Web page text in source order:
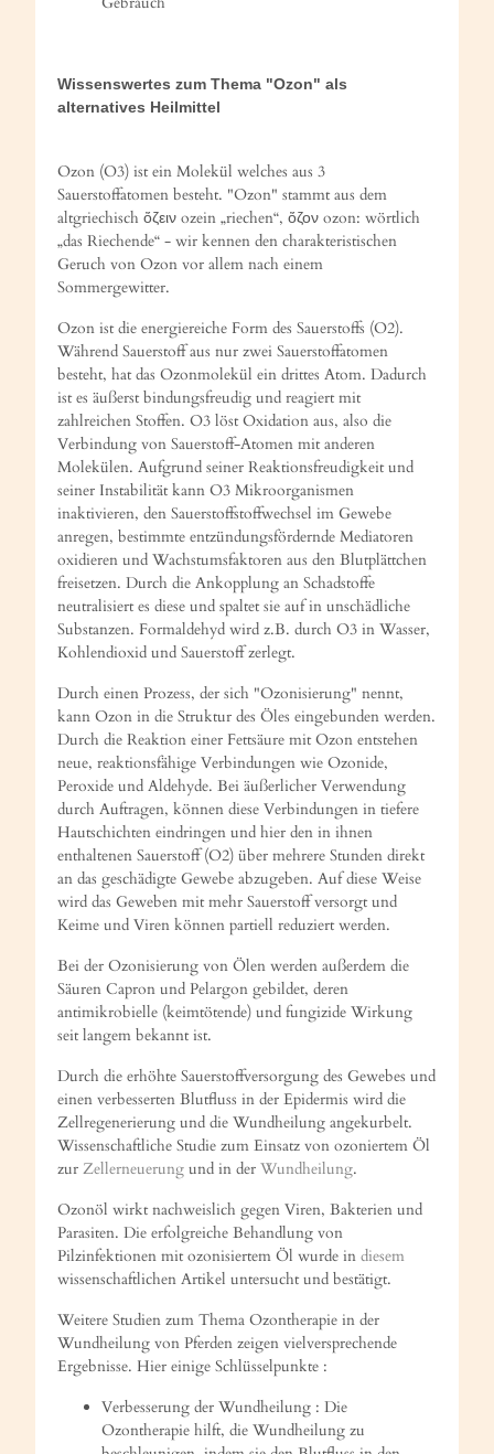
Wissenswertes zum Thema "Ozon" als
alternatives Heilmittel
Ozon (O3) ist ein Molekül welches aus 3
Sauerstoffatomen besteht. "Ozon" stammt aus dem
altgriechisch ὄζειν ozein „riechen“, ὄζον ozon: wörtlich
„das Riechende“ - wir kennen den charakteristischen
Geruch von Ozon vor allem nach einem
Sommergewitter.
Ozon ist die energiereiche Form des Sauerstoffs (O2).
Während Sauerstoff aus nur zwei Sauerstoffatomen
besteht, hat das Ozonmolekül ein drittes Atom. Dadurch
ist es äußerst bindungsfreudig und reagiert mit
zahlreichen Stoffen. O3 löst Oxidation aus, also die
Verbindung von Sauerstoff-Atomen mit anderen
Molekülen. Aufgrund seiner Reaktionsfreudigkeit und
seiner Instabilität kann O3 Mikroorganismen
inaktivieren, den Sauerstoffstoffwechsel im Gewebe
anregen, bestimmte entzündungsfördernde Mediatoren
oxidieren und Wachstumsfaktoren aus den Blutplättchen
freisetzen. Durch die Ankopplung an Schadstoffe
neutralisiert es diese und spaltet sie auf in unschädliche
Substanzen. Formaldehyd wird z.B. durch O3 in Wasser,
Kohlendioxid und Sauerstoff zerlegt.
Durch einen Prozess, der sich "Ozonisierung" nennt,
kann Ozon in die Struktur des Öles eingebunden werden.
Durch die Reaktion einer Fettsäure mit Ozon entstehen
neue, reaktionsfähige Verbindungen wie Ozonide,
Peroxide und Aldehyde. Bei äußerlicher Verwendung
durch Auftragen, können diese Verbindungen in tiefere
Hautschichten eindringen und hier den in ihnen
enthaltenen Sauerstoff (O2) über mehrere Stunden direkt
an das geschädigte Gewebe abzugeben. Auf diese Weise
wird das Geweben mit mehr Sauerstoff versorgt und
Keime und Viren können partiell reduziert werden.
Bei der Ozonisierung von Ölen werden außerdem die
Säuren Capron und Pelargon gebildet, deren
antimikrobielle (keimtötende) und fungizide Wirkung
seit langem bekannt ist.
Durch die erhöhte Sauerstoffversorgung des Gewebes und
einen verbesserten Blutfluss in der Epidermis wird die
Zellregenerierung und die Wundheilung angekurbelt.
Wissenschaftliche Studie zum Einsatz von ozoniertem Öl
zur Zellerneuerung und in der Wundheilung.
Ozonöl wirkt nachweislich gegen Viren, Bakterien und
Parasiten. Die erfolgreiche Behandlung von
Pilzinfektionen mit ozonisiertem Öl wurde in diesem
wissenschaftlichen Artikel untersucht und bestätigt.
Weitere Studien zum Thema Ozontherapie in der
Wundheilung von Pferden zeigen vielversprechende
Ergebnisse. Hier einige Schlüsselpunkte :
Verbesserung der Wundheilung : Die
Ozontherapie hilft, die Wundheilung zu